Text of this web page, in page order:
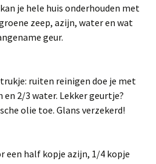
je hele huis onderhouden met
zeep, azijn, water en wat
geur.
ruiten reinigen doe je met
en 2/3 water. Lekker geurtje?
olie toe. Glans verzekerd!
een half kopje azijn, 1/4 kopje